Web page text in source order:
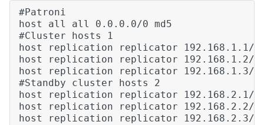
#Patroni
host all all 0.0.0.0/0 md5
#Cluster hosts 1
host replication replicator 192.168.1.1/32
host replication replicator 192.168.1.2/32
host replication replicator 192.168.1.3/32
#Standby сluster hosts 2
host replication replicator 192.168.2.1/32
host replication replicator 192.168.2.2/32
host replication replicator 192.168.2.3/32